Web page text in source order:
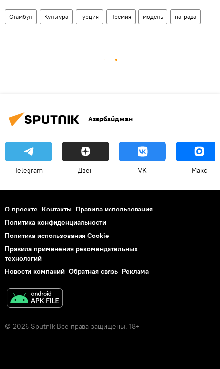
Стамбул Культура Турция Премия модель награда
Азербайджан
Telegram Дзен VK Макс
О проекте Контакты Правила использования
Политика конфиденциальности
Политика использования Cookie
Правила применения рекомендательных
технологий
Новости компаний Обратная связь Реклама
© 2026 Sputnik Все права защищены. 18+